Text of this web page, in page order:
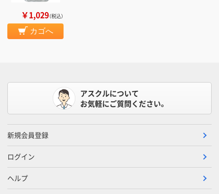
￥1,029（税込）
カゴへ
アスクルについて
お気軽にご質問ください。
新規会員登録
ログイン
ヘルプ